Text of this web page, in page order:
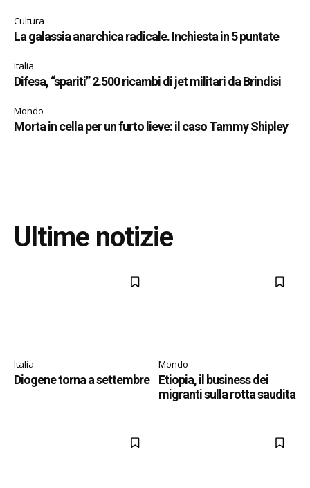
Cultura
La galassia anarchica radicale. Inchiesta in 5 puntate
Italia
Difesa, “spariti” 2.500 ricambi di jet militari da Brindisi
Mondo
Morta in cella per un furto lieve: il caso Tammy Shipley
Ultime notizie
Italia
Diogene torna a settembre
Mondo
Etiopia, il business dei
migranti sulla rotta saudita